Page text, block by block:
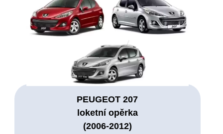
PEUGEOT 207
loketní opěrka
(2006-2012)